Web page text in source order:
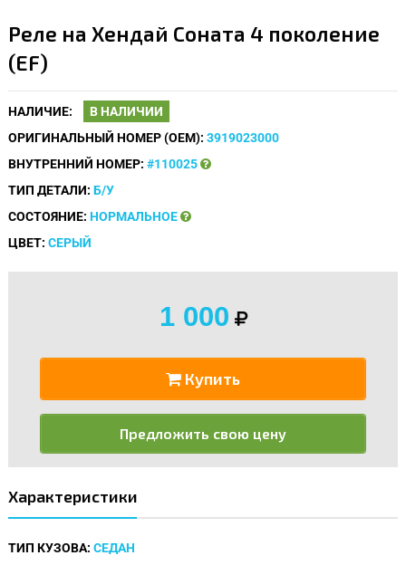
Реле на Хендай Соната 4 поколение
(EF)
НАЛИЧИЕ:
В НАЛИЧИИ
ОРИГИНАЛЬНЫЙ НОМЕР (OEM): 3919023000
ВНУТРЕННИЙ НОМЕР: #110025
ТИП ДЕТАЛИ: Б/У
СОСТОЯНИЕ: НОРМАЛЬНОЕ
ЦВЕТ: СЕРЫЙ
1 000
Купить
Предложить свою цену
Характеристики
ТИП КУЗОВА: СЕДАН